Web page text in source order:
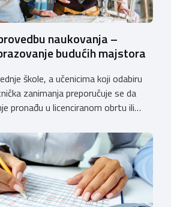
naukovanja –
budućih majstora
škole, a učenicima koji odabiru
zanimanja preporučuje se da
pronađu u licenciranom obrtu ili
da pokrenu postupak
učenicima omogućili
praktičnih znanja, a
[…]